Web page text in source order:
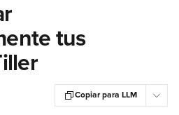
tus
Copiar para LLM